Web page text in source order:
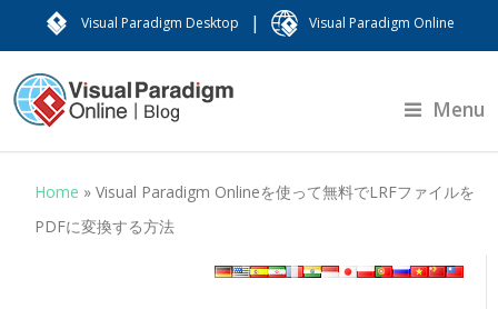
Visual Paradigm Desktop | Visual Paradigm Online
Menu
Home »Visual Paradigm Onlineを使って無料でLRFファイルを
PDFに変換する方法